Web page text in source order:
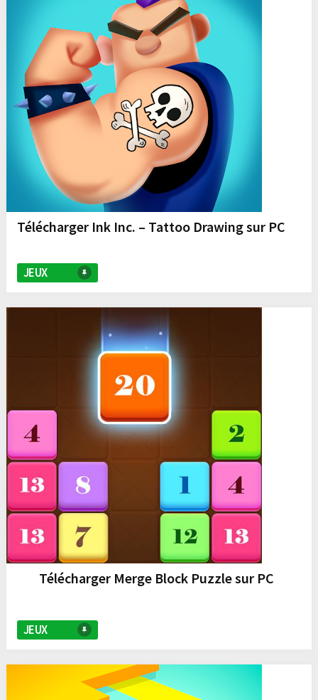
Télécharger Ink Inc. – Tattoo Drawing sur PC
JEUX
Télécharger Merge Block Puzzle sur PC
JEUX